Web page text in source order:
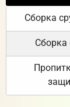
Сборка
Сборка